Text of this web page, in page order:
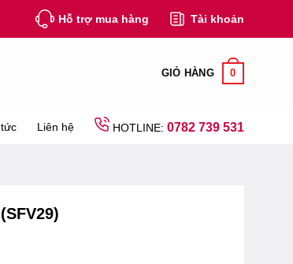
Hỗ trợ mua hàng Tài khoản
GIỎ HÀNG 0
Liên hệ HOTLINE: 0782 739 531